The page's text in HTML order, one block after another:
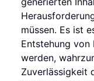
müssen. Es ist
Entstehung von
werden,
Zuverlässigkeit